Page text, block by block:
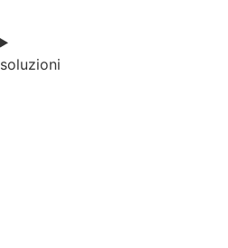
soluzioni